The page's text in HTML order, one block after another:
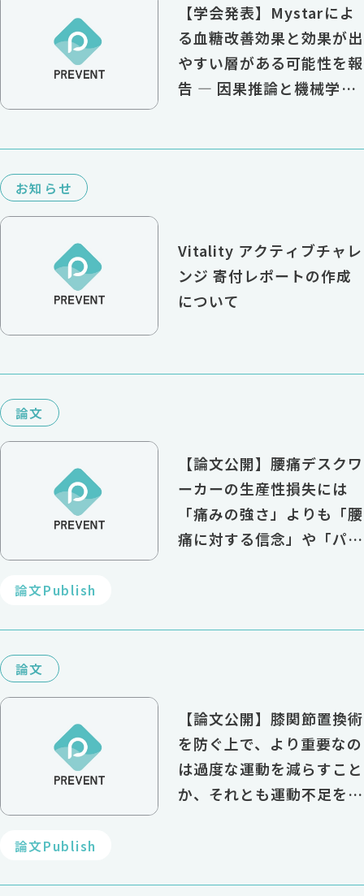
【学会発表】Mystarによ
る血糖改善効果と効果が出
やすい層がある可能性を報
告 ― 因果推論と機械学習
お知らせ
Vitality アクティブチャレ
ンジ 寄付レポートの作成
について
論文
【論文公開】腰痛デスクワ
ーカーの生産性損失には
「痛みの強さ」よりも「腰
痛に対する信念」や「パー
論文Publish
論文
【論文公開】膝関節置換術
を防ぐ上で、より重要なの
は過度な運動を減らすこと
か、それとも運動不足を解
論文Publish